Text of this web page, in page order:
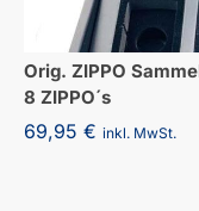
Orig. ZIPPO
8 ZIPPO´s
69,95 € inkl. MwSt.